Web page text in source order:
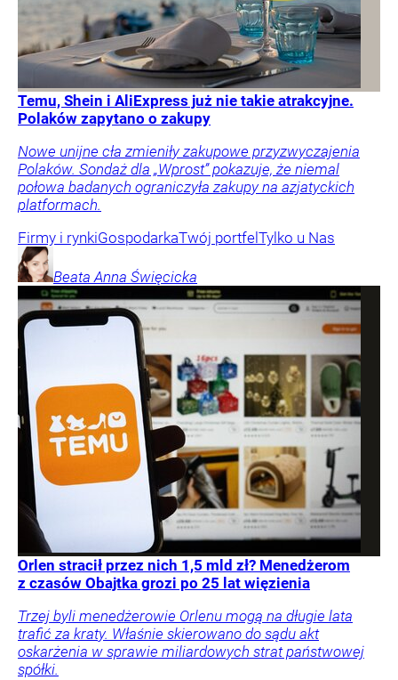
Temu, Shein i AliExpress już nie takie atrakcyjne.
Polaków zapytano o zakupy
Nowe unijne cła zmieniły zakupowe przyzwyczajenia
Polaków. Sondaż dla „Wprost” pokazuje, że niemal
połowa badanych ograniczyła zakupy na azjatyckich
platformach.
Firmy i rynkiGospodarkaTwój portfel Tylko u Nas
Beata Anna Święcicka
Orlen stracił przez nich 1,5 mld zł? Menedżerom
z czasów Obajtka grozi po 25 lat więzienia
Trzej byli menedżerowie Orlenu mogą na długie lata
trafić za kraty. Właśnie skierowano do sądu akt
oskarżenia w sprawie miliardowych strat państwowej
spółki.